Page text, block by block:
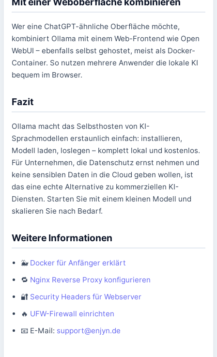
Wer eine ChatGPT-ähnliche Oberfläche möchte,
kombiniert Ollama mit einem Web-Frontend wie Open
WebUI – ebenfalls selbst gehostet, meist als Docker-
Container. So nutzen mehrere Anwender die lokale KI
bequem im Browser.
Fazit
Ollama macht das Selbsthosten von KI-
Sprachmodellen erstaunlich einfach: installieren,
Modell laden, loslegen – komplett lokal und kostenlos.
Für Unternehmen, die Datenschutz ernst nehmen und
keine sensiblen Daten in die Cloud geben wollen, ist
das eine echte Alternative zu kommerziellen KI-
Diensten. Starten Sie mit einem kleinen Modell und
skalieren Sie nach Bedarf.
Weitere Informationen
🐳 Docker für Anfänger erklärt
🔁 Nginx Reverse Proxy konfigurieren
🔐 Security Headers für Webserver
🔥 UFW-Firewall einrichten
📧 E-Mail: support@enjyn.de